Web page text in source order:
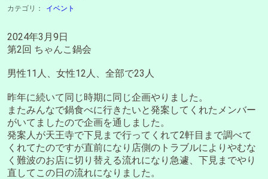
カテゴリ：
イベント
2024年3月9日
第2回 ちゃんこ鍋会
男性11人、女性12人、全部で23人
昨年に続いて同じ時期に同じ企画やりました。
またみんなで鍋食べに行きたいと発案してくれたメンバー
がいてましたので企画を通しました。
発案人が天王寺で下見まで行ってくれて2軒目まで調べて
くれてたのですが直前になり店側のトラブルによりやむな
く難波のお店に切り替える流れになり急遽、下見までやり
直してこの日の流れになりました。